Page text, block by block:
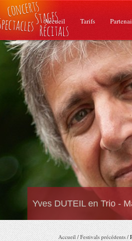
Accueil Tarifs
Yves DUTEIL en Trio -
Accueil /Festivals précédents /